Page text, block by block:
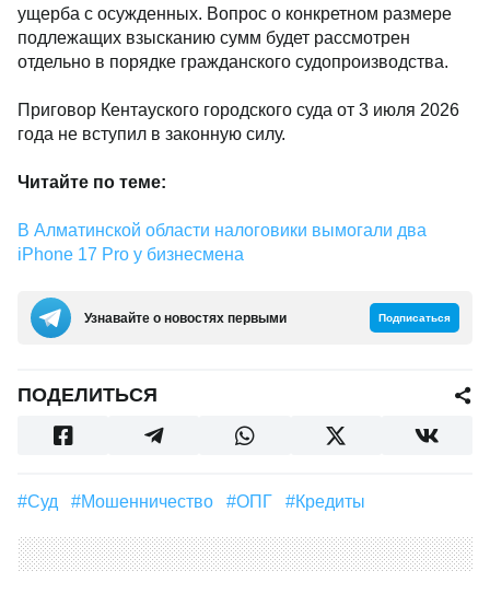
ущерба с осужденных. Вопрос о конкретном размере
подлежащих взысканию сумм будет рассмотрен
отдельно в порядке гражданского судопроизводства.
Приговор Кентауского городского суда от 3 июля 2026
года не вступил в законную силу.
Читайте по теме:
В Алматинской области налоговики вымогали два
iPhone 17 Pro у бизнесмена
Узнавайте о новостях первыми Подписаться
ПОДЕЛИТЬСЯ
#суд #мошенничество #ОПГ #кредиты